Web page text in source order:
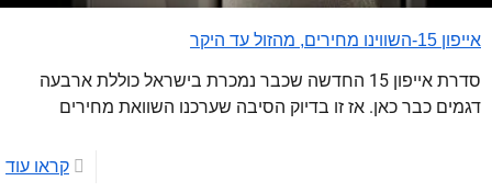
אייפון 15-השווינו מחירים, מהזול עד היקר
סדרת אייפון 15 החדשה שכבר נמכרת בישראל כוללת ארבעה
דגמים כבר כאן. אז זו בדיוק הסיבה שערכנו השוואת מחירים
קראו עוד